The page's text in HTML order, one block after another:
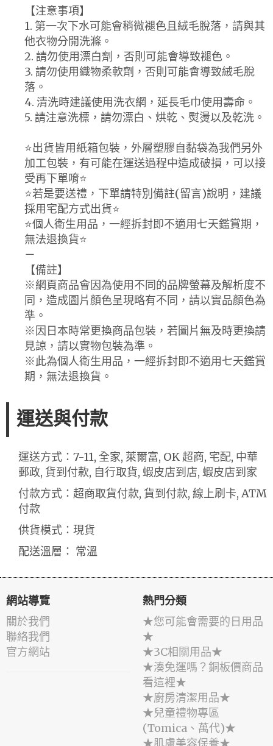
【注意事項】
1. 第一次下水可能會稍微褪色且絨毛脫落，請與其
他衣物分開洗滌。
2. 請勿使用漂白劑，否則可能會導致褪色。
3. 請勿使用織物柔軟劑，否則可能會導致絨毛脫
落。
4. 清洗時建議使用洗衣網，延長毛巾使用壽命。
5. 請注意洗標，請勿漂白、烘乾、熨燙以及乾洗。
⭐️出貨皆用紙箱包裝，外層塑膠自黏袋為我們另外
加工包裝，有可能在運送過程中造成破損，可以接
受再下單唷⭐️
⭐️若是要送禮，下單請特別備註(留言)說明，建議
採用宅配方式出貨⭐️
⭐️個人衛生用品，一經拆封即不適用七天鑑賞期，
無法退換貨⭐️
－
【備註】
※網頁商品會因為使用不同的品牌螢幕及解析度不
同，造成圖片顏色呈現略有不同，請以實品顏色為
準。
※因日本時常更換商品包裝，若圖片無及時更換請
見諒，請以實物包裝為準。
※此為個人衛生用品，一經拆封即不適用七天鑑賞
期，無法退換貨。
運送與付款
運送方式：7-11, 全家, 萊爾富, OK 超商, 宅配, 中華
郵政, 貨到付款, 自行取貨, 蝦皮店到店, 蝦皮店到家
付款方式：超商取貨付款, 貨到付款, 線上刷卡, ATM
付款
供貨模式：現貨
配送溫層： 常溫
網站導覽
關於我們
聯絡我們
官方網站
熱門分類
★您可能會需要的日用品
★
★3C相關用品★
★湊免運嗎？銅板價商品
看這裡★
★廚房清潔用品★
★兒童禮物專區
(Tomica、萬代)★